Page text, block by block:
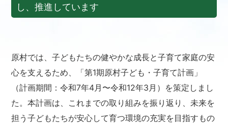
し、推進しています
原村では、子どもたちの健やかな成長と子育て家庭の安
心を支えるため、「第1期原村子ども・子育て計画」
（計画期間：令和7年4月〜令和12年3月）を策定しまし
た。本計画は、これまでの取り組みを振り返り、未来を
担う子どもたちが安心して育つ環境の充実を目指すもの